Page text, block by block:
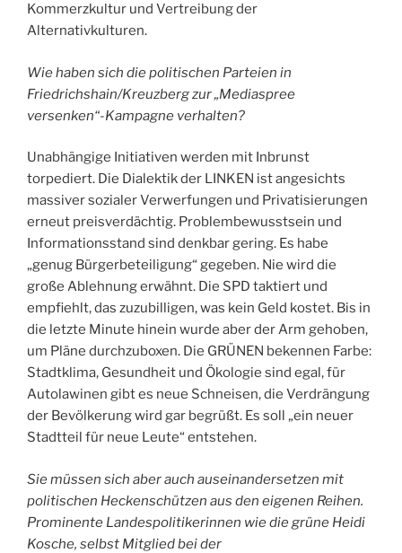
Kommerzkultur und Vertreibung der
Alternativkulturen.
Wie haben sich die politischen Parteien in
Friedrichshain/Kreuzberg zur „Mediaspree
versenken“-Kampagne verhalten?
Unabhängige Initiativen werden mit Inbrunst
torpediert. Die Dialektik der LINKEN ist angesichts
massiver sozialer Verwerfungen und Privatisierungen
erneut preisverdächtig. Problembewusstsein und
Informationsstand sind denkbar gering. Es habe
„genug Bürgerbeteiligung“ gegeben. Nie wird die
große Ablehnung erwähnt. Die SPD taktiert und
empfiehlt, das zuzubilligen, was kein Geld kostet. Bis in
die letzte Minute hinein wurde aber der Arm gehoben,
um Pläne durchzuboxen. Die GRÜNEN bekennen Farbe:
Stadtklima, Gesundheit und Ökologie sind egal, für
Autolawinen gibt es neue Schneisen, die Verdrängung
der Bevölkerung wird gar begrüßt. Es soll „ein neuer
Stadtteil für neue Leute“ entstehen.
Sie müssen sich aber auch auseinandersetzen mit
politischen Heckenschützen aus den eigenen Reihen.
Prominente Landespolitikerinnen wie die grüne Heidi
Kosche, selbst Mitglied bei der